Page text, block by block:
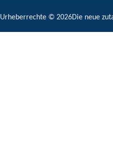
Urheberrechte © 2026Die neue